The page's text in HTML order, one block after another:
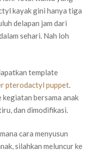
kayak gini hanya tiga
delapan jam dari
sehari. Nah loh
template
pterodactyl puppet.
kegiatan bersama anak
dan dimodifikasi.
cara menyusun
silahkan meluncur ke